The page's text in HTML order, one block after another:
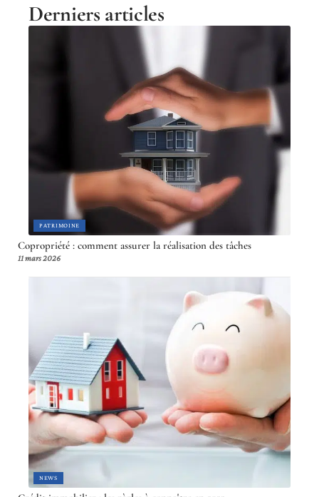
Derniers articles
PATRIMOINE
Copropriété : comment assurer la réalisation des tâches
11 mars 2026
NEWS